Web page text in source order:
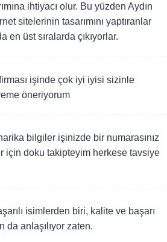
ihtiyacı olur. Bu yüzden Aydın
sitelerinin tasarımını yaptıranlar
en üst sıralarda çıkıyorlar.
işinde çok iyi iyisi sizinle
öneriyorum
bilgiler işinizde bir numarasınız
için doku takipteyim herkese tavsiye
isimlerden biri, kalite ve başarı
da anlaşılıyor zaten.